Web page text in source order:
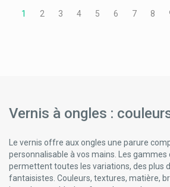
Page
1 Page
2 Page
3 Page
4 Page
5 Page
6 Page
7 Page
8
Vernis à ongles :
Le vernis offre aux ongles une parure
personnalisable à vos mains. Les
permettent toutes les variations, des plus
fantaisistes. Couleurs, textures, matière,